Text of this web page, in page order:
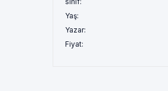
Yaş:
Yazar:
Fiyat: